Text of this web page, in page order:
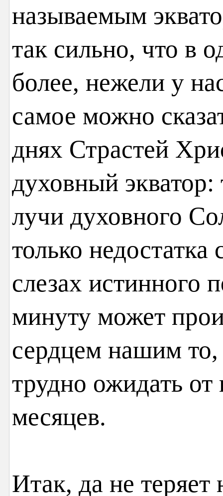
называемым
так сильно, что в
более, нежели у
самое можно
днях Страстей
духовный экватор:
лучи духовного
только
слезах истинного
минуту может
сердцем нашим то,
трудно ожидать
месяцев.
Итак, да не